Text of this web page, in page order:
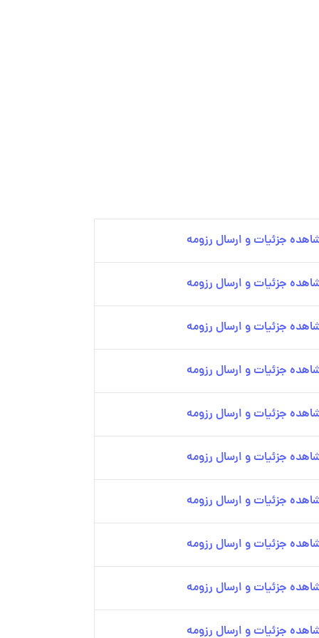
جزئیات و ارسال رزومه
جزئیات و ارسال رزومه
جزئیات و ارسال رزومه
جزئیات و ارسال رزومه
جزئیات و ارسال رزومه
جزئیات و ارسال رزومه
جزئیات و ارسال رزومه
جزئیات و ارسال رزومه
جزئیات و ارسال رزومه
جزئیات و ارسال رزومه